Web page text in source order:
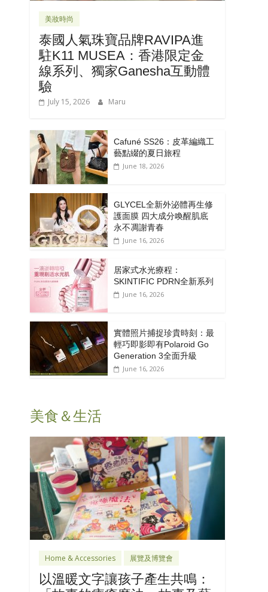
美妝時尚
泰國人氣珠寶品牌RAVIPA進
駐K11 MUSEA：香港限定金
線系列、獨家Ganesha互動體
驗
July 15, 2026 Maru
Cafuné SS26：皮革編織工
藝點綴的夏日旅程
June 18, 2026
GLYCEL全新外泌體再生修
護面膜 四大成分喚醒肌底
永不凋謝青春
June 16, 2026
居家式水光療程：
SKINTIFIC PDRN全新系列
June 16, 2026
實體照片捕捉珍貴時刻：最
輕巧即影即有Polaroid Go
Generation 3全面升級
June 16, 2026
美食＆生活
Home & Accessories 展覽及博覽會
以溫暖文字讓孩子產生共鳴：